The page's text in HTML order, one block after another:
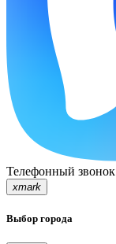
Телефонный звонок
xmark
Выбор города